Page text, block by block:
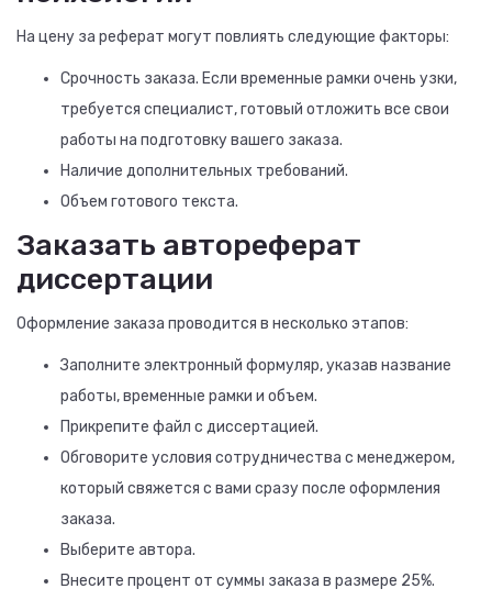
На цену за реферат могут повлиять следующие факторы:
Срочность заказа. Если временные рамки очень узки,
требуется специалист, готовый отложить все свои
работы на подготовку вашего заказа.
Наличие дополнительных требований.
Объем готового текста.
Заказать автореферат
диссертации
Оформление заказа проводится в несколько этапов:
Заполните электронный формуляр, указав название
работы, временные рамки и объем.
Прикрепите файл с диссертацией.
Обговорите условия сотрудничества с менеджером,
который свяжется с вами сразу после оформления
заказа.
Выберите автора.
Внесите процент от суммы заказа в размере 25%.